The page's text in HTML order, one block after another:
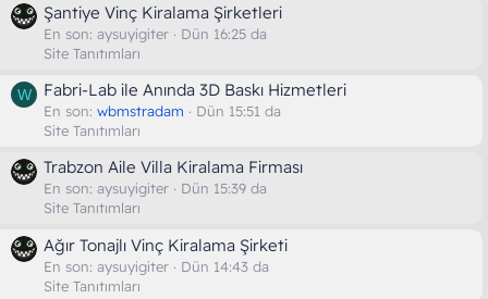
Şantiye Vinç Kiralama Şirketleri
En son: aysuyigiter
Dün 16:25 da
Site Tanıtımları
W Fabri-Lab ile Anında 3D Baskı Hizmetleri
En son: wbmstradam
Dün 15:51 da
Site Tanıtımları
Trabzon Aile Villa Kiralama Firması
En son: aysuyigiter
Dün 15:39 da
Site Tanıtımları
Ağır Tonajlı Vinç Kiralama Şirketi
En son: aysuyigiter
Dün 14:43 da
Site Tanıtımları